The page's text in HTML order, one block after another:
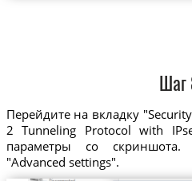
Шаг
Перейдите на вкладку
2 Tunneling Protocol with
параметры со
"Advanced settings".